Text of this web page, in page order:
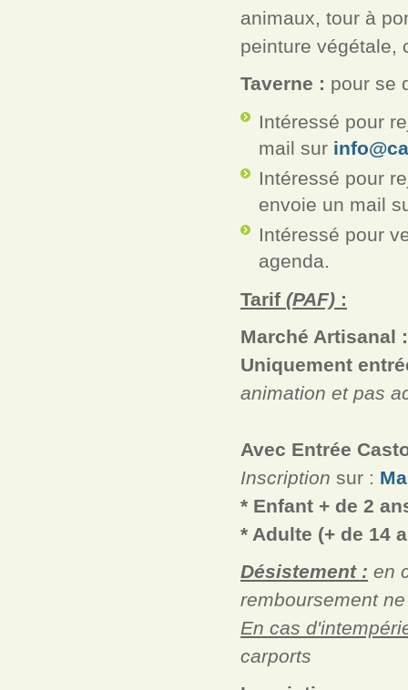
animaux, tour à
peinture végétale,
Taverne : pour se
Intéressé pour
mail sur
Intéressé pour
envoie un mail
Intéressé pour
agenda.
Tarif (PAF) :
Marché Artisanal
Uniquement
animation et pas
Avec Entrée
Inscription sur :
* Enfant + de 2
* Adulte (+ de 14
Désistement : en
remboursement
En cas
carports